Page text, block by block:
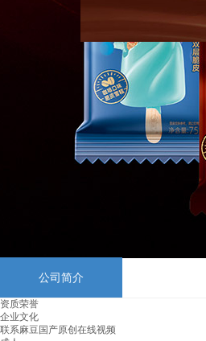
公司简介
资质荣誉
企业文化
联系麻豆国产原创在线视频